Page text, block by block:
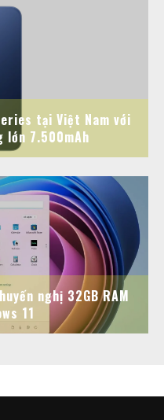
tại Việt Nam với
lớn 7.500mAh
nghị 32GB RAM
11